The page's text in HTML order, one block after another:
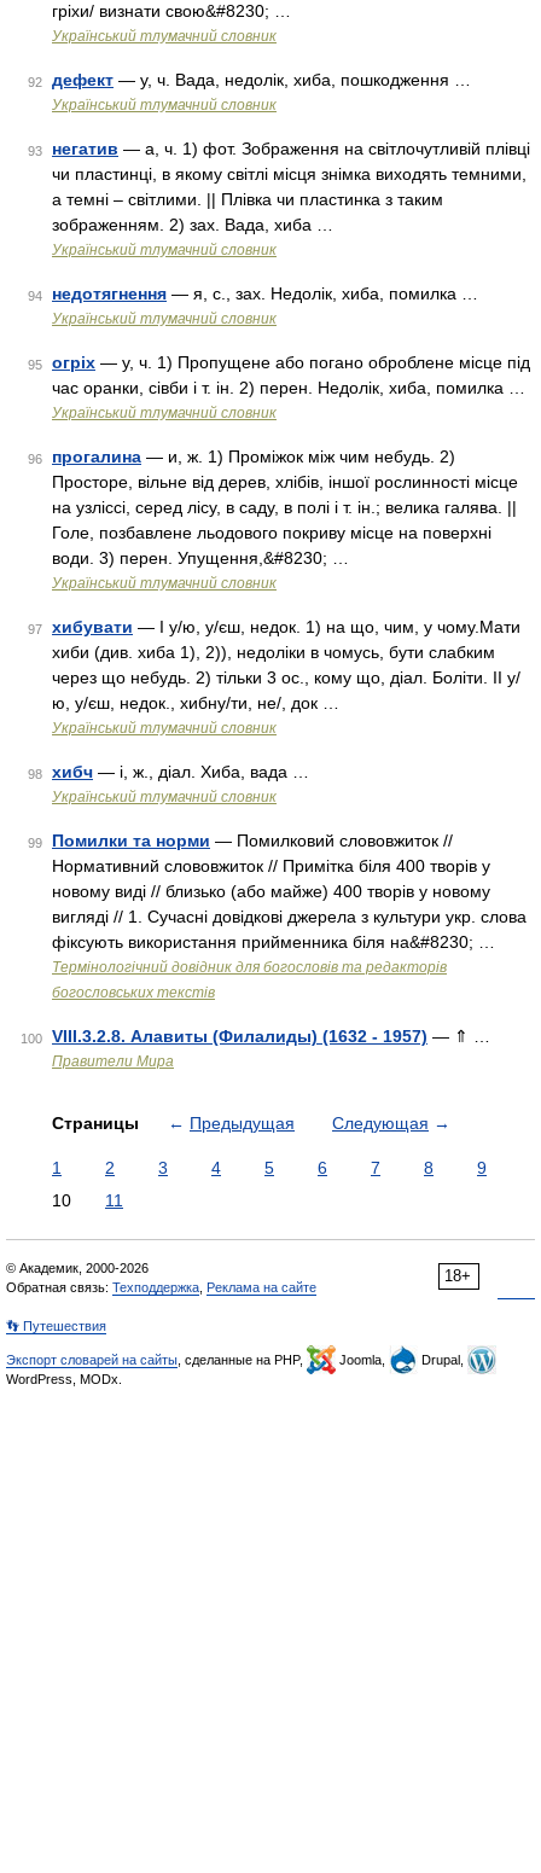
гріхи/ визнати свою&#8230; …
Український тлумачний словник
92 дефект — у, ч. Вада, недолік, хиба, пошкодження …
Український тлумачний словник
93 негатив — а, ч. 1) фот. Зображення на світлочутливій плівці
чи пластинці, в якому світлі місця знімка виходять темними,
а темні – світлими. || Плівка чи пластинка з таким
зображенням. 2) зах. Вада, хиба …
Український тлумачний словник
94 недотягнення — я, с., зах. Недолік, хиба, помилка …
Український тлумачний словник
95 огріх — у, ч. 1) Пропущене або погано оброблене місце під
час оранки, сівби і т. ін. 2) перен. Недолік, хиба, помилка …
Український тлумачний словник
96 прогалина — и, ж. 1) Проміжок між чим небудь. 2)
Просторе, вільне від дерев, хлібів, іншої рослинності місце
на узліссі, серед лісу, в саду, в полі і т. ін.; велика галява. ||
Голе, позбавлене льодового покриву місце на поверхні
води. 3) перен. Упущення,&#8230; …
Український тлумачний словник
97 хибувати — I у/ю, у/єш, недок. 1) на що, чим, у чому.Мати
хиби (див. хиба 1), 2)), недоліки в чомусь, бути слабким
через що небудь. 2) тільки 3 ос., кому що, діал. Боліти. II у/
ю, у/єш, недок., хибну/ти, не/, док …
Український тлумачний словник
98 хибч — і, ж., діал. Хиба, вада …
Український тлумачний словник
99 Помилки та норми — Помилковий слововжиток //
Нормативний слововжиток // Примітка біля 400 творів у
новому виді // близько (або майже) 400 творів у новому
вигляді // 1. Сучасні довідкові джерела з культури укр. слова
фіксують використання прийменника біля на&#8230; …
Термінологічний довідник для богословів та редакторів
богословських текстів
100 VIII.3.2.8. Алавиты (Филалиды) (1632 - 1957) — ⇑ …
Правители Мира
Страницы ← Предыдущая Следующая →
1 2 3 4 5 6 7 8
9
10
11
18+
© Академик, 2000-2026
Обратная связь: Техподдержка Реклама на сайте
👣 Путешествия
Экспорт словарей на сайты , сделанные на PHP, Joomla,
Drupal,
WordPress, MODx.